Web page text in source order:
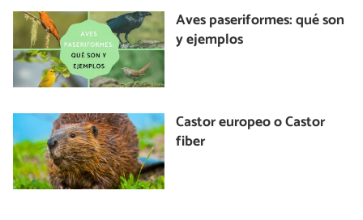
Aves paseriformes: qué son
y ejemplos
Castor europeo o Castor
fiber